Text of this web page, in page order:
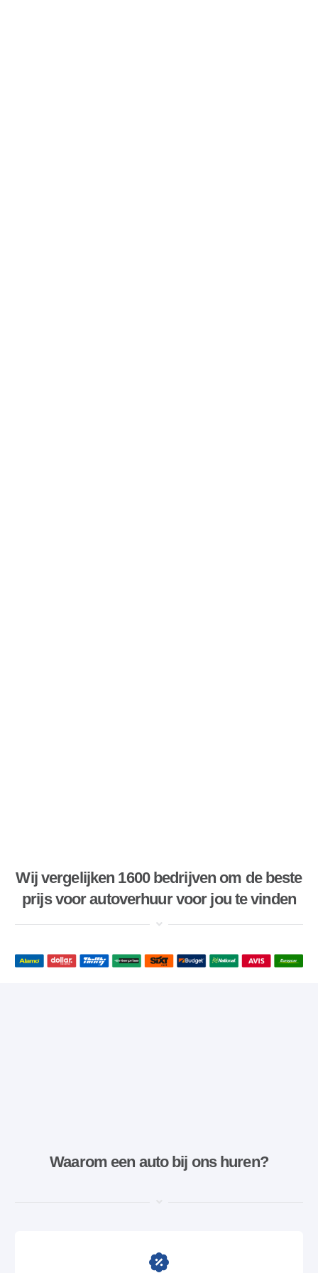
Wij vergelijken 1600 bedrijven om de beste
prijs voor autoverhuur voor jou te vinden
Waarom een ​​auto bij ons huren?